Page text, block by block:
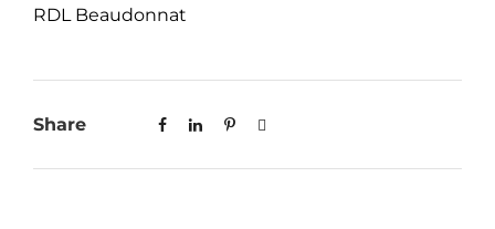
RDL Beaudonnat
Share